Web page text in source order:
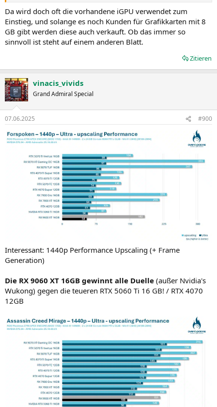
Da wird doch oft die vorhandene iGPU verwendet zum
Einstieg, und solange es noch Kunden für Grafikkarten mit 8
GB gibt werden diese auch verkauft. Ob das immer so
sinnvoll ist steht auf einem anderen Blatt.
Zitieren
vinacis_vivids
Grand Admiral Special
07.06.2025 #900
Interessant: 1440p Performance Upscaling (+ Frame
Generation)
Die RX 9060 XT 16GB gewinnt alle Duelle (außer Nvidia's
Wukong) gegen die teueren RTX 5060 Ti 16 GB! / RTX 4070
12GB